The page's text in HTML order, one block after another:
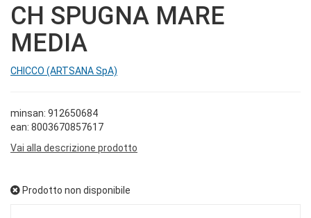
CH SPUGNA MARE
MEDIA
CHICCO (ARTSANA SpA)
minsan: 912650684
ean: 8003670857617
Vai alla descrizione prodotto
Prodotto non disponibile